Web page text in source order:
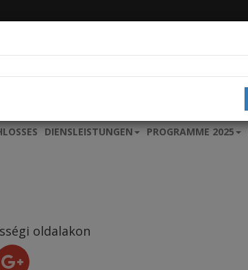
DIENSLEISTUNGEN PROGRAMME 2025
oldalakon